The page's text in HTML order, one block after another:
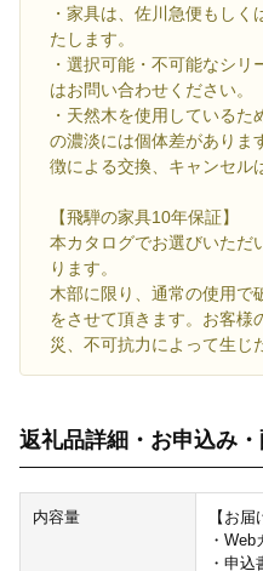
・家具は、佐川急便もし
たします。
・選択可能・不可能なシ
はお問い合わせください。
・天然木を使用している
の濃淡には個体差がありま
徴による交換、キャンセル
【飛騨の家具10年保証】
本カタログでお選びいただ
ります。
木部に限り、通常の使用で
をさせて頂きます。お客様
災、不可抗力によって生じ
返礼品詳細・お申込み
内容量
【お届
・
・申込